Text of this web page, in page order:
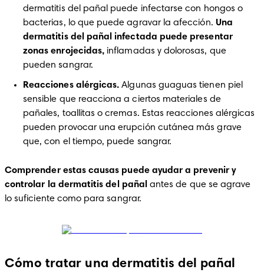
dermatitis del pañal puede infectarse con hongos o
bacterias, lo que puede agravar la afección. Una
dermatitis del pañal infectada puede presentar
zonas enrojecidas, inflamadas y dolorosas, que
pueden sangrar.
Reacciones alérgicas. Algunas guaguas tienen piel
sensible que reacciona a ciertos materiales de
pañales, toallitas o cremas. Estas reacciones alérgicas
pueden provocar una erupción cutánea más grave
que, con el tiempo, puede sangrar.
Comprender estas causas puede ayudar a prevenir y
controlar la dermatitis del pañal antes de que se agrave
lo suficiente como para sangrar.
Cómo tratar una dermatitis del pañal